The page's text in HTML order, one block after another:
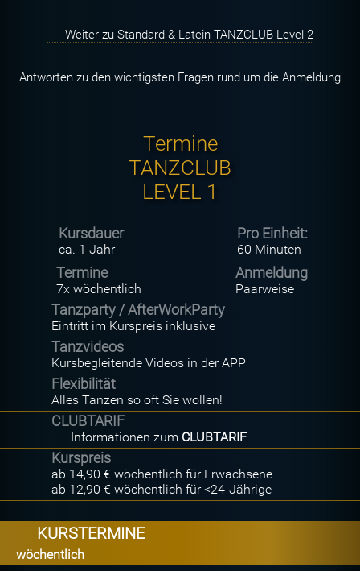
Weiter zu Standard & Latein TANZCLUB Level 2
Antworten zu den wichtigsten Fragen rund um die Anmeldung
Termine
TANZCLUB
LEVEL 1
Kursdauer
ca. 1 Jahr
Pro Einheit:
60 Minuten
Termine
7x wöchentlich
Anmeldung
Paarweise
Tanzparty / AfterWorkParty
Eintritt im Kurspreis inklusive
Tanzvideos
Kursbegleitende Videos in der APP
Flexibilität
Alles Tanzen so oft Sie wollen!
CLUBTARIF
Informationen zum CLUBTARIF
Kurspreis
ab 14,90 € wöchentlich für Erwachsene
ab 12,90 € wöchentlich für <24-Jährige
KURSTERMINE
wöchentlich